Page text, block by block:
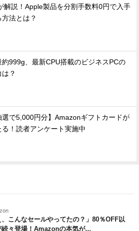
解説！Apple製品を分割手数料0円で入手
方法とは？
約999g、最新CPU搭載のビジネスPCの
？
選で5,000円分】Amazonギフトカードが
る！読者アンケート実施中
、こんなセールやってたの？」80％OFF以
続々登場！Amazonの本気が...